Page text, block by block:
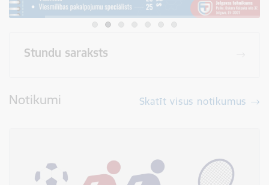
Stundu saraksts
Notikumi Skatīt visus notikumus